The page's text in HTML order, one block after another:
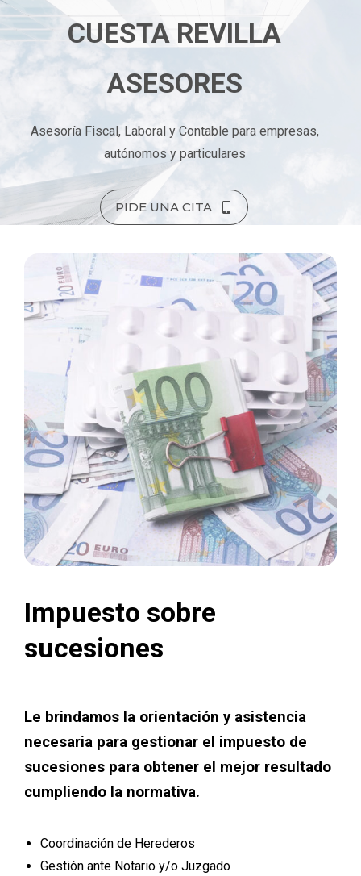
CUESTA REVILLA
ASESORES
Asesoría Fiscal, Laboral y Contable para empresas,
autónomos y particulares
PIDE UNA CITA
Impuesto sobre
sucesiones
Le brindamos la orientación y asistencia
necesaria para gestionar el impuesto de
sucesiones para obtener el mejor resultado
cumpliendo la normativa.
Coordinación de Herederos
Gestión ante Notario y/o Juzgado